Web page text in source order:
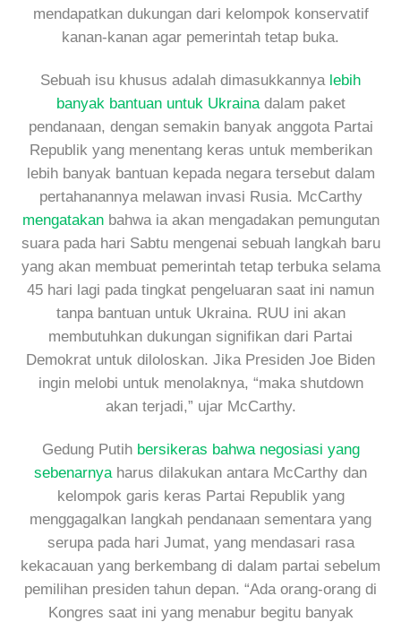
mendapatkan dukungan dari kelompok konservatif
kanan-kanan agar pemerintah tetap buka.
Sebuah isu khusus adalah dimasukkannya lebih
banyak bantuan untuk Ukrainadalam paket
pendanaan, dengan semakin banyak anggota Partai
Republik yang menentang keras untuk memberikan
lebih banyak bantuan kepada negara tersebut dalam
pertahanannya melawan invasi Rusia. McCarthy
mengatakanbahwa ia akan mengadakan pemungutan
suara pada hari Sabtu mengenai sebuah langkah baru
yang akan membuat pemerintah tetap terbuka selama
45 hari lagi pada tingkat pengeluaran saat ini namun
tanpa bantuan untuk Ukraina. RUU ini akan
membutuhkan dukungan signifikan dari Partai
Demokrat untuk diloloskan. Jika Presiden Joe Biden
ingin melobi untuk menolaknya, “maka shutdown
akan terjadi,” ujar McCarthy.
Gedung Putih bersikeras bahwa negosiasi yang
sebenarnya harus dilakukan antara McCarthy dan
kelompok garis keras Partai Republik yang
menggagalkan langkah pendanaan sementara yang
serupa pada hari Jumat, yang mendasari rasa
kekacauan yang berkembang di dalam partai sebelum
pemilihan presiden tahun depan. “Ada orang-orang di
Kongres saat ini yang menabur begitu banyak